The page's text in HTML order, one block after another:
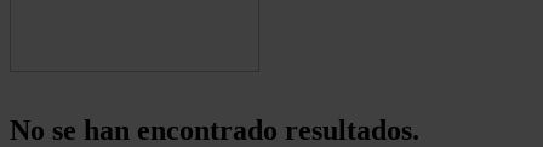
No se han encontrado resultados.